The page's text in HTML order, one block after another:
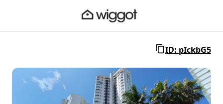
ID: pIckbG5